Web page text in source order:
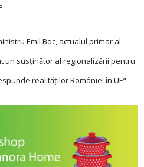
Emil Boc, actualul primar al
un susţinător al regionalizării pentru
realităţilor Ro­­mâniei în UE“.